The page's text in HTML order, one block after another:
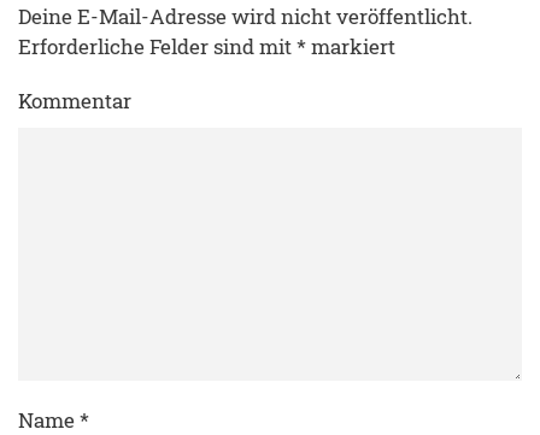
Deine E-Mail-Adresse wird nicht veröffentlicht.
Erforderliche Felder sind mit*markiert
Kommentar
Name*